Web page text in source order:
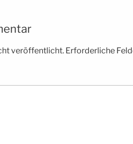
veröffentlicht. Erforderliche